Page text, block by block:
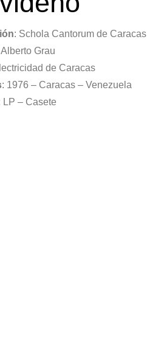
: Schola Cantorum de Caracas
Alberto Grau
de Caracas
: 1976 – Caracas – Venezuela
LP – Casete